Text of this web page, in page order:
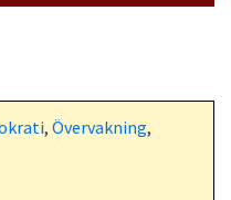
, Övervakning,